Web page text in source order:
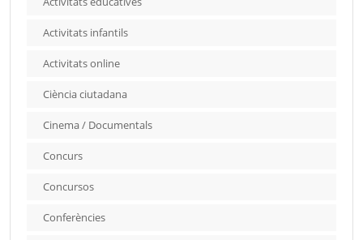
Activitats infantils
Activitats online
Ciència ciutadana
Cinema / Documentals
Concurs
Concursos
Conferències